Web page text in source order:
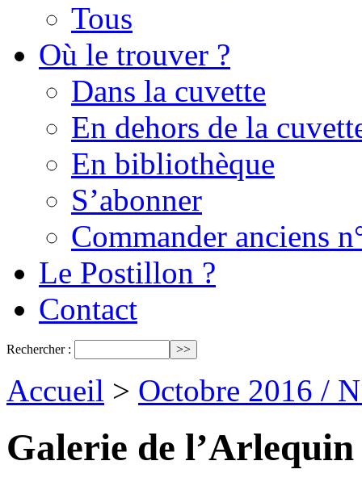
Tous
Où le trouver ?
Dans la cuvette
En dehors de la
En bibliothèque
S’abonner
Commander anciens
Le Postillon ?
Contact
Rechercher :
Accueil > Octobre 2016 /
Galerie de